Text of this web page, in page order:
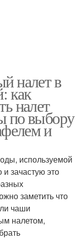
налет в
как
налет
по выбору
и
используемой
и зачастую это
заметить что
чаши
налетом,